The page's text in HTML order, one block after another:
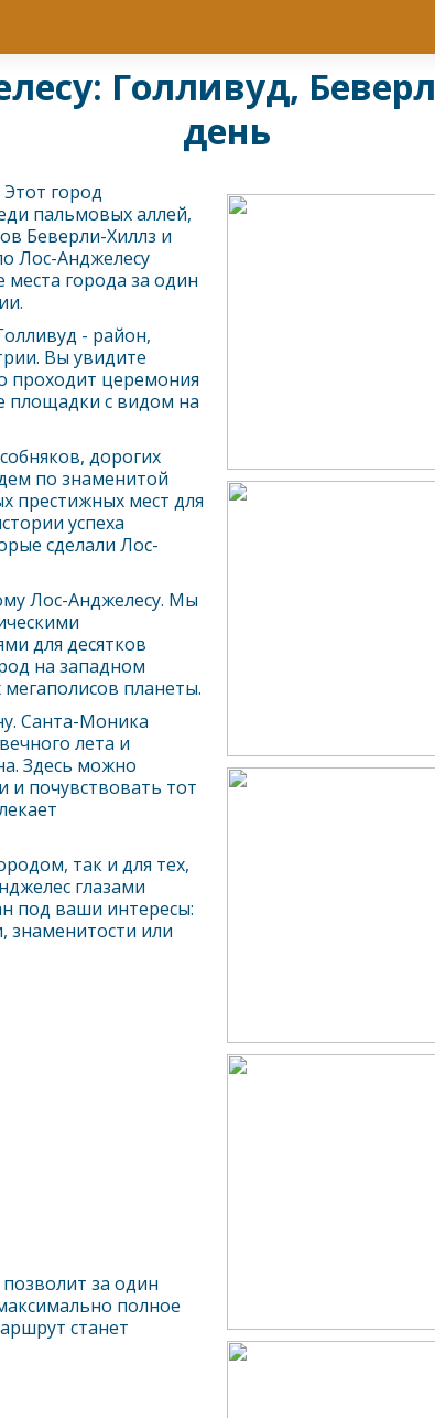
Голливуд,
день
город
пальмовых аллей,
Беверли-Хиллз и
Лос-Анджелесу
места города за один
- район,
Вы увидите
проходит церемония
площадки с видом на
дорогих
по знаменитой
престижных мест для
успеха
сделали Лос-
Лос-Анджелесу. Мы
для десятков
на западном
планеты.
Санта-Моника
лета и
Здесь можно
и почувствовать тот
так и для тех,
глазами
под ваши интересы:
знаменитости или
за один
полное
станет